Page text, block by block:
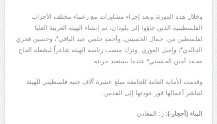
وخلال هذه الدورة، وبعد إجراء مشاورات مع زعماء مختلف الأحزاب
الفلسطينية الذين جاؤوا إلى بلودان، تم إنشاء الهيئة العربية العليا
لفلسطين من: جمال الحسيني، وأحمد حلمي عبد الباقي*، وحسين فخري
الخالدي*، وإميل الغوري. وترك منصب رئاسة الهيئة شاغراً ليشغله الحاج
محمد أمين الحسيني* عندما يستعيد حريته.
وقدمت الأمانة العامة للجامعة مبلغ عشرة آلاف جنيه فلسطيني للهيئة
لتباشر أعمالها فور عودتها إلى القدس.
البناء (أحجار-): رَ: المعادن